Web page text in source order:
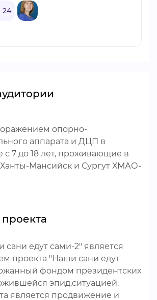
24
опорно-
аппарата и ДЦП в
с 7 до 18 лет, проживающие в
Ханты-Мансийск и Сургут ХМАО-
сани едут сами-2" является
проекта "Наши сани едут
фондом президентских
эпид.ситуацией.
является продвижение и